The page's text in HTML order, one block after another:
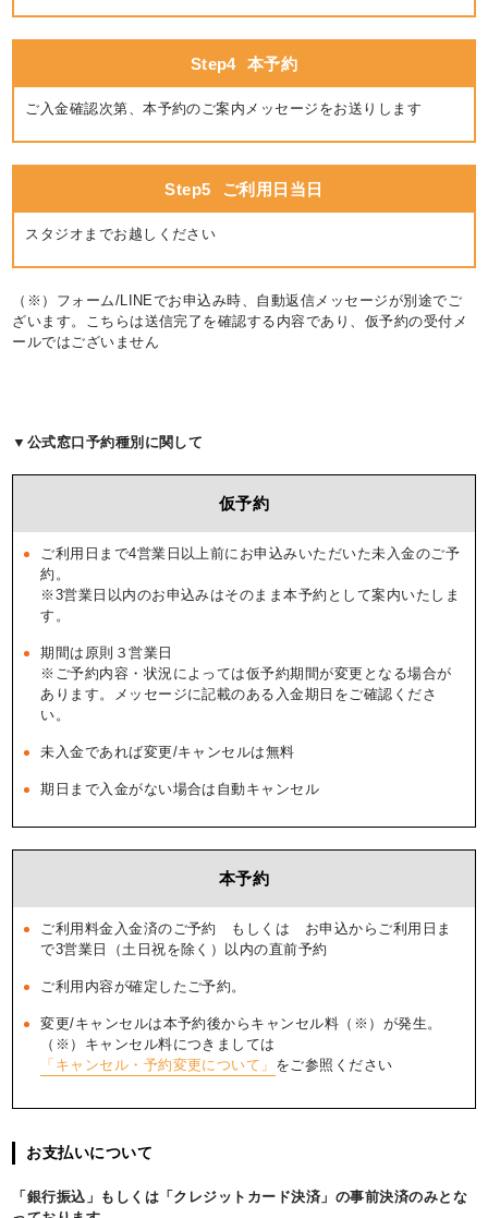
Step4 本予約
ご入金確認次第、本予約のご案内メッセージをお送りします
Step5 ご利用日当日
スタジオまでお越しください
（※）フォーム/LINEでお申込み時、自動返信メッセージが別途でご
ざいます。こちらは送信完了を確認する内容であり、仮予約の受付メ
ールではございません
▼公式窓口予約種別に関して
仮予約
ご利用日まで4営業日以上前にお申込みいただいた未入金のご予
約。
※3営業日以内のお申込みはそのまま本予約として案内いたしま
す。
期間は原則３営業日
※ご予約内容・状況によっては仮予約期間が変更となる場合が
あります。メッセージに記載のある入金期日をご確認くださ
い。
未入金であれば変更/キャンセルは無料
期日まで入金がない場合は自動キャンセル
本予約
ご利用料金入金済のご予約 もしくは お申込からご利用日ま
で3営業日（土日祝を除く）以内の直前予約
ご利用内容が確定したご予約。
変更/キャンセルは本予約後からキャンセル料（※）が発生。
（※）キャンセル料につきましては
「キャンセル・予約変更について」 をご参照ください
お支払いについて
「銀行振込」もしくは「クレジットカード決済」の事前決済のみとな